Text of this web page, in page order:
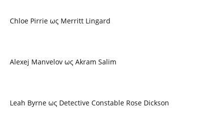
Chloe Pirrie ως Merritt Lingard
Alexej Manvelov ως Akram Salim
Leah Byrne ως Detective Constable Rose Dickson